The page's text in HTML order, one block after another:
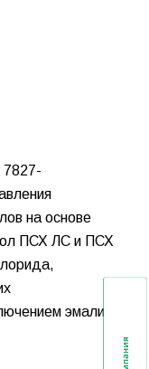
на основе
ПСХ ЛС и ПСХ
эмали